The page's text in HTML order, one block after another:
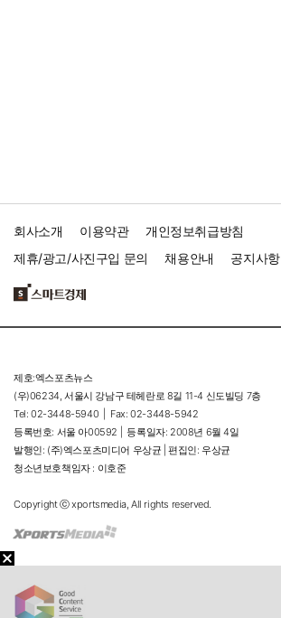
회사소개 이용약관
개인정보취급방침
제휴/광고/사진구입 문의
채용안내 공지사항
제호:엑스포츠뉴스
(우)06234, 서울시 강남구 테헤란로 8길 11-4 신도빌딩 7층
Tel: 02-3448-5940 |
Fax: 02-3448-5942
등록번호: 서울 아00592 |
등록일자: 2008년 6월 4일
발행인: (주)엑스포츠미디어 우상균 | 편집인: 우상균
청소년보호책임자 : 이호준
Copyright ⓒ xportsmedia, All rights reserved.